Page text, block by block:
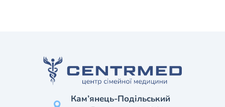
Кам’янець-Подільський